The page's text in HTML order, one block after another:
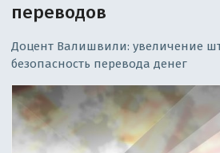
переводов
Доцент Валишвили: увеличение
безопасность перевода денег